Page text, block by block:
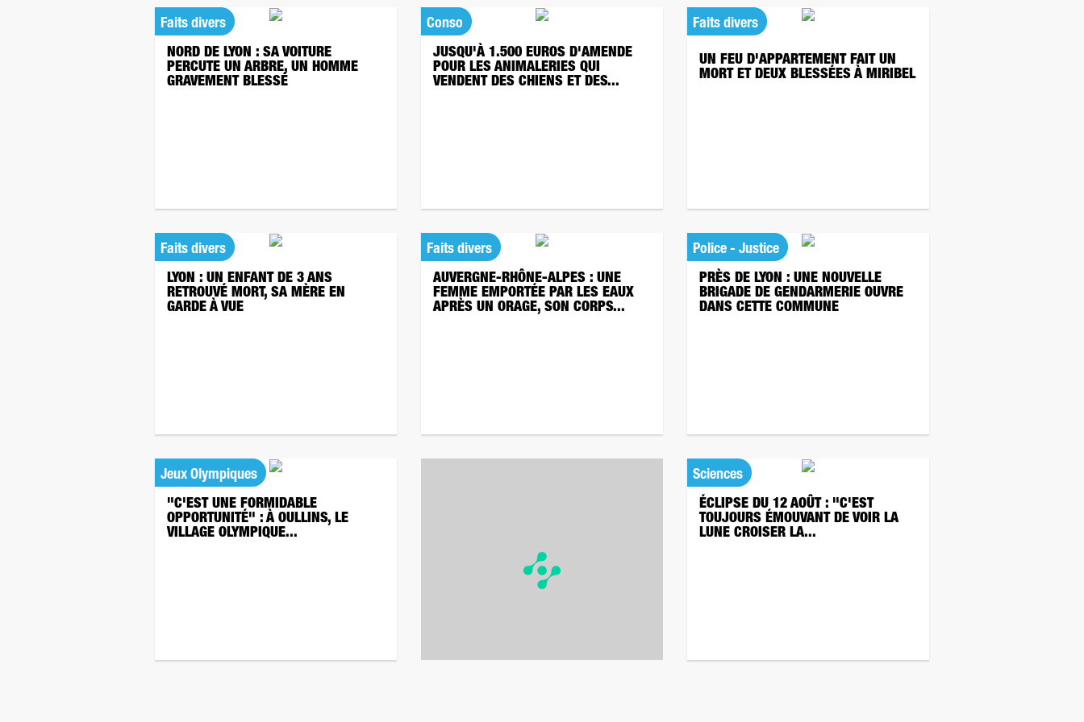
Faits divers
NORD DE LYON : SA VOITURE
PERCUTE UN ARBRE, UN HOMME
GRAVEMENT BLESSÉ
Conso
JUSQU'À 1.500 EUROS D'AMENDE
POUR LES ANIMALERIES QUI
VENDENT DES CHIENS ET DES...
Faits divers
UN FEU D'APPARTEMENT FAIT UN
MORT ET DEUX BLESSÉES À MIRIBEL
Faits divers
LYON : UN ENFANT DE 3 ANS
RETROUVÉ MORT, SA MÈRE EN
GARDE À VUE
Faits divers
AUVERGNE-RHÔNE-ALPES : UNE
FEMME EMPORTÉE PAR LES EAUX
APRÈS UN ORAGE, SON CORPS...
Police - Justice
PRÈS DE LYON : UNE NOUVELLE
BRIGADE DE GENDARMERIE OUVRE
DANS CETTE COMMUNE
Jeux Olympiques
"C'EST UNE FORMIDABLE
OPPORTUNITÉ" : À OULLINS, LE
VILLAGE OLYMPIQUE...
Sciences
ÉCLIPSE DU 12 AOÛT : "C'EST
TOUJOURS ÉMOUVANT DE VOIR LA
LUNE CROISER LA...